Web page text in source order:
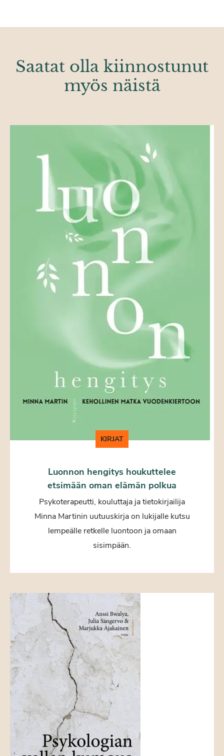
Saatat olla kiinnostunut
myös näistä
KIRJAT
Luonnon hengitys houkuttelee
etsimään oman elämän polkua
Psykoterapeutti, kouluttaja ja tietokirjailija
Minna Martinin uutuuskirja on lukijalle kutsu
lempeälle retkelle luontoon ja omaan
sisimpään.